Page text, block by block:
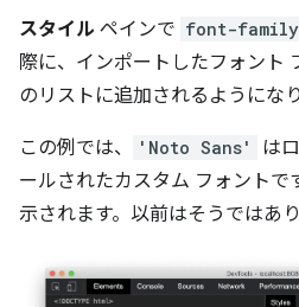
スタイル ペインで font-family
際に、インポートしたフォント
のリストに追加されるようにな
この例では、 'Noto Sans'
は
ールされたカスタム フォントで
示されます。以前はそうではあ